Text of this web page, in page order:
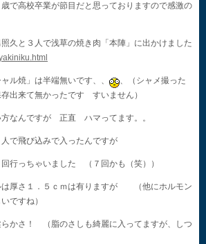
で高校卒業が節目だと思っておりますので感激の
久と３人で浅草の焼き肉「本陣」に出かけました
ル焼」は半端無いです、、
、（シャメ撮った
出来て無かったです すいません）
方なんですが 正直 ハマってます。。
で飛び込みで入ったんですが
行っちゃいました （７回かも（笑））
は厚さ１．５ｃｍは有りますが （他にホルモン
ですね）
かさ！ （脂のさしも綺麗に入ってますが、しつ